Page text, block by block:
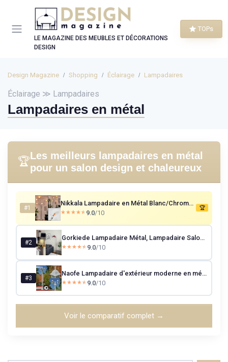
LE MAGAZINE DES MEUBLES ET DÉCORATIONS
DESIGN
TOPs
Design Magazine Shopping Éclairage Lampadaires
Éclairage ≫ Lampadaires
Lampadaires en métal
🏆Les meilleurs lampadaires en métal
pour un salon design et chaleureux
#1
Nikkala Lampadaire en Métal Blanc/Chrome avec Pied en Marbre Lampe Réglable Rétro Vintage Interrupteur sur le Corps E14 Salon Chambre Bureau
★★★★★
★★★★★ 9.0/10
🏆
#2
Gorkiede Lampadaire Métal, Lampadaire Salon Moderne pour Chambre à Coucher, Chambre D'enfant avec Douille E27 30 cm, Abat-Jour Réglable, Bordeaux
★★★★★
★★★★★ 9.0/10
#3
Naofe Lampadaire d'extérieur moderne en métal/verre blanc/verre dépoli, candélabre 3 ampoules au look vintage/rétro, hauteur max - 220 cm, éclairage de jardin IP44, 3 ampoules E27, sans ampoule
★★★★★
★★★★★ 9.0/10
Voir le comparatif complet →
Panneau de gestion des cookies